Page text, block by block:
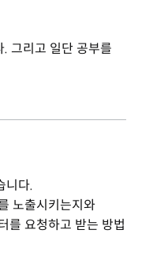
그리고 일단 공부를
니다.
노출시키는지와
요청하고 받는 방법